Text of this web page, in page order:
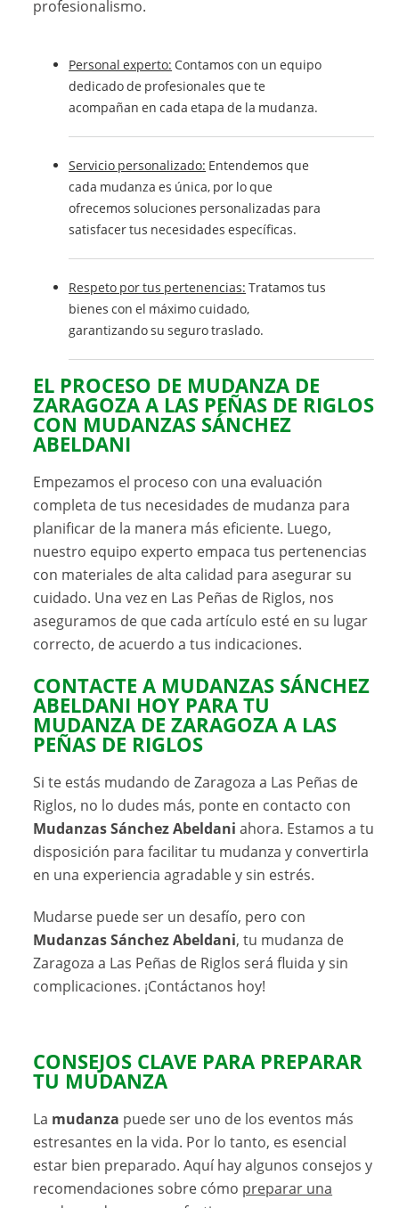
profesionalismo.
Personal experto: Contamos con un equipo
dedicado de profesionales que te
acompañan en cada etapa de la mudanza.
Servicio personalizado: Entendemos que
cada mudanza es única, por lo que
ofrecemos soluciones personalizadas para
satisfacer tus necesidades específicas.
Respeto por tus pertenencias: Tratamos tus
bienes con el máximo cuidado,
garantizando su seguro traslado.
EL PROCESO DE MUDANZA DE
ZARAGOZA A LAS PEÑAS DE RIGLOS
CON MUDANZAS SÁNCHEZ
ABELDANI
Empezamos el proceso con una evaluación
completa de tus necesidades de mudanza para
planificar de la manera más eficiente. Luego,
nuestro equipo experto empaca tus pertenencias
con materiales de alta calidad para asegurar su
cuidado. Una vez en Las Peñas de Riglos, nos
aseguramos de que cada artículo esté en su lugar
correcto, de acuerdo a tus indicaciones.
CONTACTE A MUDANZAS SÁNCHEZ
ABELDANI HOY PARA TU
MUDANZA DE ZARAGOZA A LAS
PEÑAS DE RIGLOS
Si te estás mudando de Zaragoza a Las Peñas de
Riglos, no lo dudes más, ponte en contacto con
Mudanzas Sánchez Abeldani ahora. Estamos a tu
disposición para facilitar tu mudanza y convertirla
en una experiencia agradable y sin estrés.
Mudarse puede ser un desafío, pero con
Mudanzas Sánchez Abeldani, tu mudanza de
Zaragoza a Las Peñas de Riglos será fluida y sin
complicaciones. ¡Contáctanos hoy!
CONSEJOS CLAVE PARA PREPARAR
TU MUDANZA
La mudanza puede ser uno de los eventos más
estresantes en la vida. Por lo tanto, es esencial
estar bien preparado. Aquí hay algunos consejos y
recomendaciones sobre cómo preparar una